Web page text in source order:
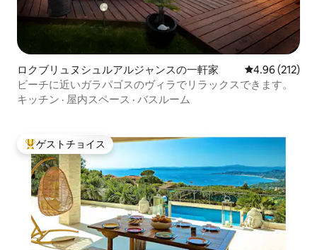
ロクブリュヌシュルアルジャンスの一軒家 レビュー212
4.96 (212)
ビーチに近いガラパゴスのヴィラでリラックスできます。
キッチン · 屋内スペース · バスルーム
大好評のゲストチョイスです。
ゲストチョイス